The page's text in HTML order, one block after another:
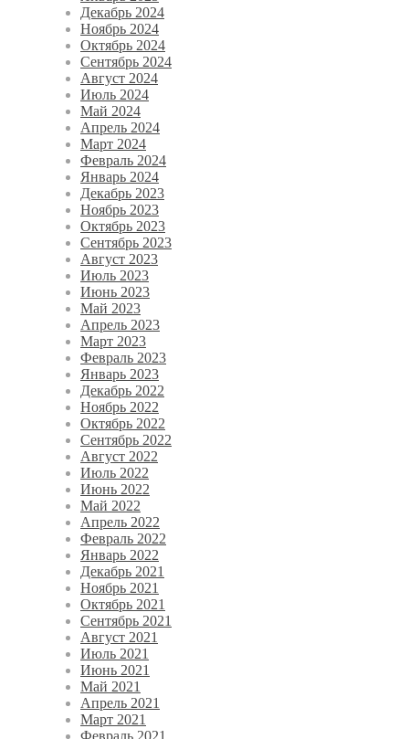
Декабрь 2024
Ноябрь 2024
Октябрь 2024
Сентябрь 2024
Август 2024
Июль 2024
Май 2024
Апрель 2024
Март 2024
Февраль 2024
Январь 2024
Декабрь 2023
Ноябрь 2023
Октябрь 2023
Сентябрь 2023
Август 2023
Июль 2023
Июнь 2023
Май 2023
Апрель 2023
Март 2023
Февраль 2023
Январь 2023
Декабрь 2022
Ноябрь 2022
Октябрь 2022
Сентябрь 2022
Август 2022
Июль 2022
Июнь 2022
Май 2022
Апрель 2022
Февраль 2022
Январь 2022
Декабрь 2021
Ноябрь 2021
Октябрь 2021
Сентябрь 2021
Август 2021
Июль 2021
Июнь 2021
Май 2021
Апрель 2021
Март 2021
Февраль 2021